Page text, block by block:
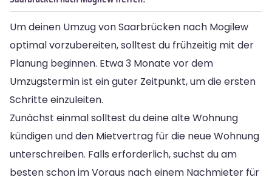
Um deinen Umzug von Saarbrücken nach Mogilew
optimal vorzubereiten, solltest du frühzeitig mit der
Planung beginnen. Etwa 3 Monate vor dem
Umzugstermin ist ein guter Zeitpunkt, um die ersten
Schritte einzuleiten.
Zunächst einmal solltest du deine alte Wohnung
kündigen und den Mietvertrag für die neue Wohnung
unterschreiben. Falls erforderlich, suchst du am
besten schon im Voraus nach einem Nachmieter für